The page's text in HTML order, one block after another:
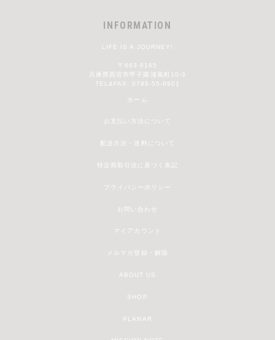
INFORMATION
LIFE IS A JOURNEY!
〒663-8165
兵庫県西宮市甲子園浦風町10-3
TEL&FAX: 0798-55-8901
ホーム
お支払い方法について
配送方法・送料について
特定商取引法に基づく表記
プライバシーポリシー
お問い合わせ
マイアカウント
メルマガ登録・解除
ABOUT US
SHOP
PLANAR